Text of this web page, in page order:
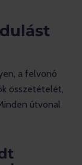
a felvonó
összetételét,
útvonal